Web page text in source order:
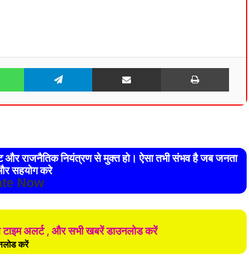
WhatsApp Telegram Share via Email Print
और राजनैतिक नियंत्रण से मुक्त हो। ऐसा तभी संभव है जब जनता
सहयोग करे
Now
टाइम अलर्ट , और सभी खबरें डाउनलोड करें
करें